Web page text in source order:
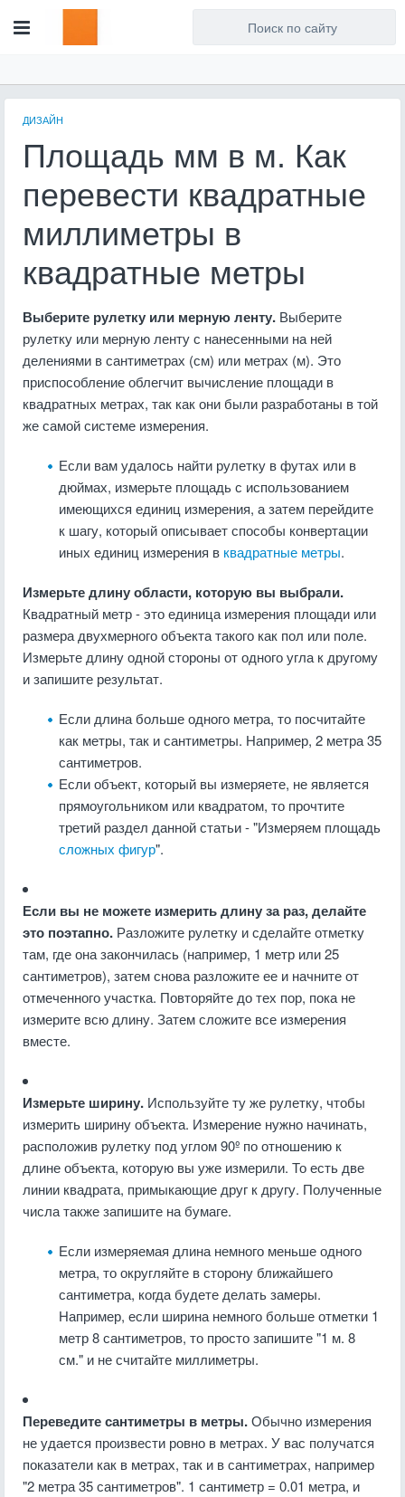
ДИЗАЙН
Площадь мм в м. Как
перевести квадратные
миллиметры в
квадратные метры
Выберите рулетку или мерную ленту. Выберите
рулетку или мерную ленту с нанесенными на ней
делениями в сантиметрах (см) или метрах (м). Это
приспособление облегчит вычисление площади в
квадратных метрах, так как они были разработаны в той
же самой системе измерения.
Если вам удалось найти рулетку в футах или в
дюймах, измерьте площадь с использованием
имеющихся единиц измерения, а затем перейдите
к шагу, который описывает способы конвертации
иных единиц измерения в квадратные метры.
Измерьте длину области, которую вы выбрали.
Квадратный метр - это единица измерения площади или
размера двухмерного объекта такого как пол или поле.
Измерьте длину одной стороны от одного угла к другому
и запишите результат.
Если длина больше одного метра, то посчитайте
как метры, так и сантиметры. Например, 2 метра 35
сантиметров.
Если объект, который вы измеряете, не является
прямоугольником или квадратом, то прочтите
третий раздел данной статьи - "Измеряем площадь
сложных фигур".
Если вы не можете измерить длину за раз, делайте
это поэтапно. Разложите рулетку и сделайте отметку
там, где она закончилась (например, 1 метр или 25
сантиметров), затем снова разложите ее и начните от
отмеченного участка. Повторяйте до тех пор, пока не
измерите всю длину. Затем сложите все измерения
вместе.
Измерьте ширину. Используйте ту же рулетку, чтобы
измерить ширину объекта. Измерение нужно начинать,
расположив рулетку под углом 90º по отношению к
длине объекта, которую вы уже измерили. То есть две
линии квадрата, примыкающие друг к другу. Полученные
числа также запишите на бумаге.
Если измеряемая длина немного меньше одного
метра, то округляйте в сторону ближайшего
сантиметра, когда будете делать замеры.
Например, если ширина немного больше отметки 1
метр 8 сантиметров, то просто запишите "1 м. 8
см." и не считайте миллиметры.
Переведите сантиметры в метры.Обычно измерения
не удается произвести ровно в метрах. У вас получатся
показатели как в метрах, так и в сантиметрах, например
"2 метра 35 сантиметров". 1 сантиметр = 0.01 метра, и
Для любых предложений по
сайту: artist71@cp9.ru